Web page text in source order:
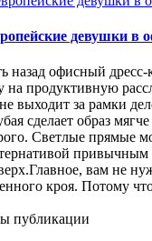
девушки в
назад офисный
на продуктивную
выходит за рамки
сделает образ
Светлые прямые
вам не
кроя. Потому